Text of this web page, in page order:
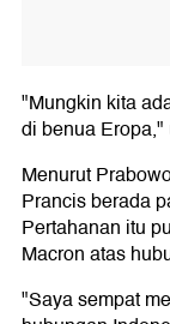
"Mungkin kita
di benua Eropa,"
Menurut
Prancis berada
Pertahanan itu
Macron atas
"Saya sempat